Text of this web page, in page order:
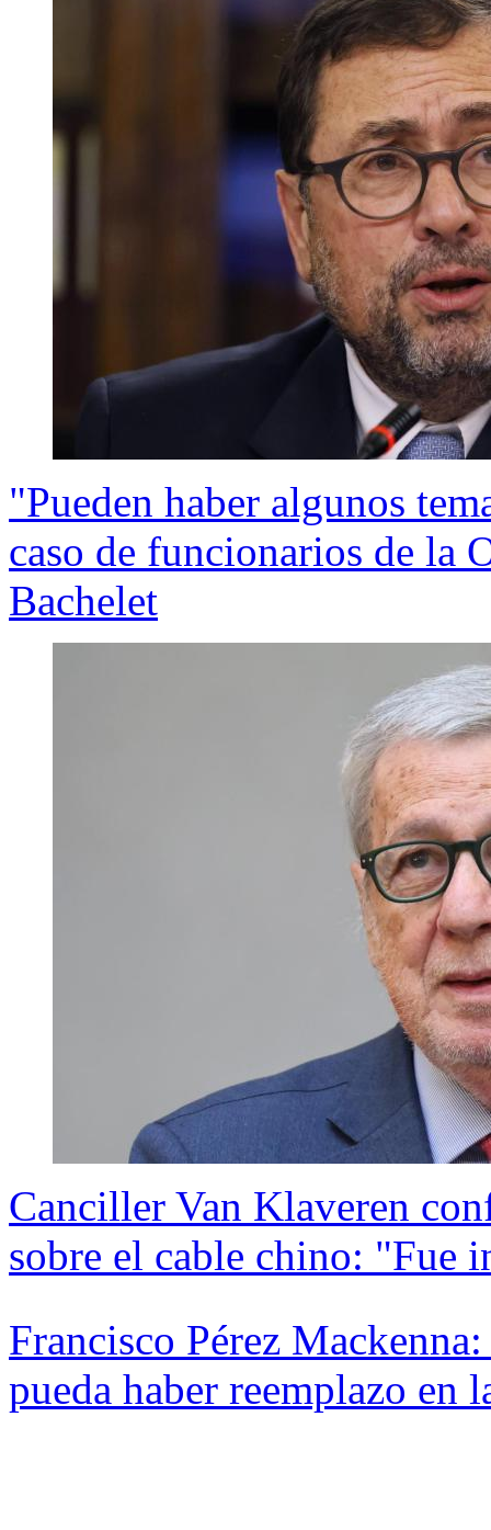
"Pueden haber algunos
caso de funcionarios de la
Bachelet
Canciller Van Klaveren
sobre el cable chino: "Fue
Francisco Pérez
pueda haber reemplazo en